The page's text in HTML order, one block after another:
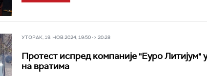
УТОРАК, 19. НОВ 2024, 19:50 -> 20:28
Протест испред компаније "Еуро Литијум"
на вратима